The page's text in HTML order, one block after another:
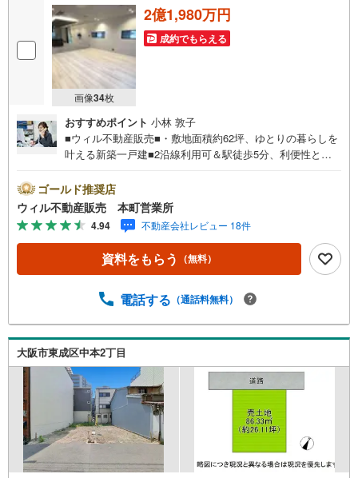
画像34枚
2億1,980万円
成約でもらえる
おすすめポイント 小林 敦子
■ウィル不動産販売■・敷地面積約62坪、ゆとりの暮らしを
叶える新築一戸建■2沿線利用可＆駅徒歩5分、利便性と居
ドラッグ 城東東中浜」まで徒歩10分！■「セブンイレブン
大阪中浜3丁目店」まで徒歩2分！■東側道路接道間口はゆ
とりの約16m！■軽量鉄骨造住宅！2階建・3LDK！■敷地内
に車2台分の駐車スペース付き（車種による）！■食洗機・
浴室乾燥機・電動シャッター雨戸など付帯設備充実！■ワイ
ドなバルコニー！■開放感あふれるLDK約32.5帖！家族が集
できるキッチン！■ウォークインクローゼットは各階に設
インパーキングまでご案内致しますので、担当者にお声が
けください。■キッズスペースもございますので、小さなお
子様がいらっしゃるご家庭もお気軽にご来場ください！
【営業日】定休日はございません。火曜日・水曜日も営業
しております。
ゴールド推奨店
ウィル不動産販売 本町営業所
4.94 不動産会社レビュー 18件
資料をもらう （無料）
電話する （通話料無料）
大阪市東成区中本2丁目